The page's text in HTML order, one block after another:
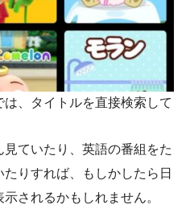
、タイトルを直接検索して
ていたり、英語の番組をた
りすれば、もしかしたら日
されるかもしれません。